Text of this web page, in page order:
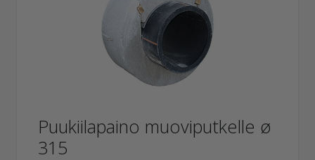
Puukiilapaino muoviputkelle ø
315